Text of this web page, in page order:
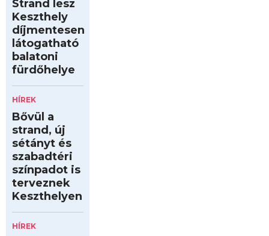
Strand lesz
Keszthely
díjmentesen
látogatható
balatoni
fürdőhelye
HÍREK
Bővül a
strand, új
sétányt és
szabadtéri
színpadot is
terveznek
Keszthelyen
HÍREK